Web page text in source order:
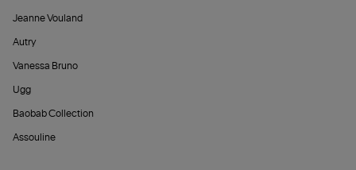
Jeanne Vouland
Autry
Vanessa Bruno
Ugg
Baobab Collection
Assouline